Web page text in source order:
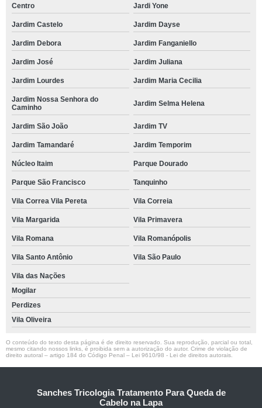
Centro
Jardi Yone
Jardim Castelo Jardim Dayse
Jardim Debora Jardim Fanganiello
Jardim José Jardim Juliana
Jardim Lourdes Jardim Maria Cecilia
Jardim Nossa Senhora do
Caminho
Jardim Selma Helena
Jardim São João Jardim TV
Jardim Tamandaré Jardim Temporim
Núcleo Itaim Parque Dourado
Parque São Francisco Tanquinho
Vila Correa Vila Pereta Vila Correia
Vila Margarida Vila Primavera
Vila Romana Vila Romanópolis
Vila Santo Antônio Vila São Paulo
Vila das Nações
Mogilar
Perdizes
Vila Oliveira
O conteúdo do texto desta página é de direito reservado. Sua reprodução, parcial ou total,
mesmo citando nossos links, é proibida sem a autorização do autor. Crime de violação de
direito autoral – artigo 184 do Código Penal – Lei 9610/98 - Lei de direitos autorais
Sanches Tricologia Tratamento Para Queda de
Cabelo na Lapa